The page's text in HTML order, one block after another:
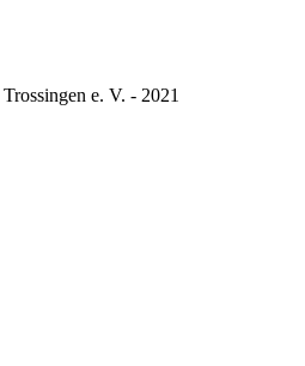
e. V. - 2021